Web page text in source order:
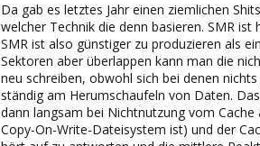
Da gab es letztes Jahr einen ziemlichen
welcher Technik die denn basieren. SMR
SMR ist also günstiger zu produzieren als
Sektoren aber überlappen kann man die
neu schreiben, obwohl sich bei denen
ständig am Herumschaufeln von Daten.
dann langsam bei Nichtnutzung vom
Copy-On-Write-Dateisystem ist) und der